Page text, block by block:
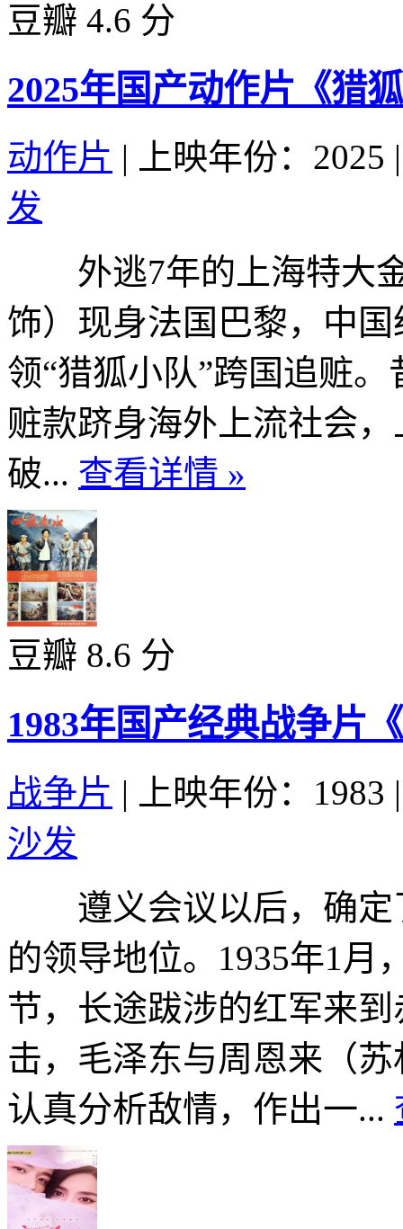
豆瓣 4.6 分
2025年国产动作片《猎
动作片 | 上映年份：2025 |
发
外逃7年的上海特大金
饰）现身法国巴黎，中
领“猎狐小队”跨国追赃
赃款跻身海外上流社会
破... 查看详情 »
豆瓣 8.6 分
1983年国产经典战争片
战争片 | 上映年份：1983 |
沙发
遵义会议以后，确定
的领导地位。1935年1月
节，长途跋涉的红军来
击，毛泽东与周恩来（
认真分析敌情，作出一...